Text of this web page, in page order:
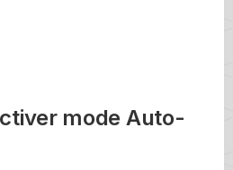
mode Auto-